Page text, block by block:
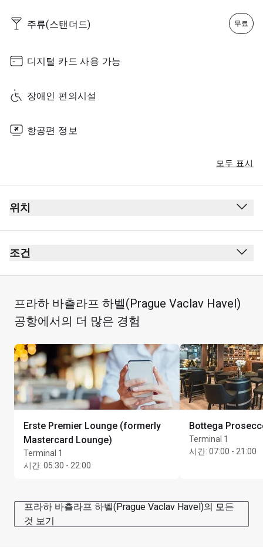
Friday 07:00 - 21:00
Sunday
주류(스탠더드) 무료
디지털 카드 사용 가능
장애인 편의시설
항공편 정보
모두 표시
위치
조건
프라하 바츨라프 하벨(Prague Vaclav Havel)
공항에서의 더 많은 경험
Erste Premier Lounge (formerly
Mastercard Lounge)
Terminal 1
시간: 05:30 - 22:00
Bottega
Terminal 1
시간: 07:00 - 21:00
프라하 바츨라프 하벨(Prague Vaclav Havel)의 모든
것 보기